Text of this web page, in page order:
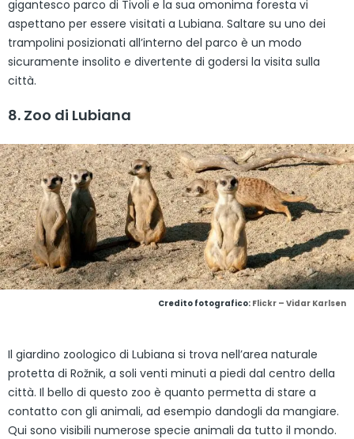
gigantesco parco di Tivoli e la sua omonima foresta vi
aspettano per essere visitati a Lubiana. Saltare su uno dei
trampolini posizionati all’interno del parco è un modo
sicuramente insolito e divertente di godersi la visita sulla
città.
8. Zoo di Lubiana
Credito fotografico: Flickr – Vidar Karlsen
Il giardino zoologico di Lubiana si trova nell’area naturale
protetta di Rožnik, a soli venti minuti a piedi dal centro della
città. Il bello di questo zoo è quanto permetta di stare a
contatto con gli animali, ad esempio dandogli da mangiare.
Qui sono visibili numerose specie animali da tutto il mondo.